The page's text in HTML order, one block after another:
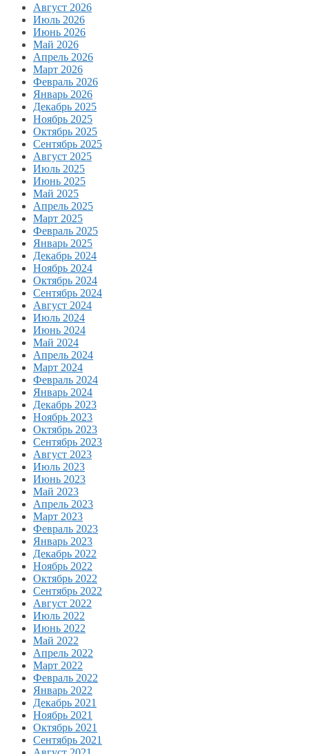
Август 2026
Июль 2026
Июнь 2026
Май 2026
Апрель 2026
Март 2026
Февраль 2026
Январь 2026
Декабрь 2025
Ноябрь 2025
Октябрь 2025
Сентябрь 2025
Август 2025
Июль 2025
Июнь 2025
Май 2025
Апрель 2025
Март 2025
Февраль 2025
Январь 2025
Декабрь 2024
Ноябрь 2024
Октябрь 2024
Сентябрь 2024
Август 2024
Июль 2024
Июнь 2024
Май 2024
Апрель 2024
Март 2024
Февраль 2024
Январь 2024
Декабрь 2023
Ноябрь 2023
Октябрь 2023
Сентябрь 2023
Август 2023
Июль 2023
Июнь 2023
Май 2023
Апрель 2023
Март 2023
Февраль 2023
Январь 2023
Декабрь 2022
Ноябрь 2022
Октябрь 2022
Сентябрь 2022
Август 2022
Июль 2022
Июнь 2022
Май 2022
Апрель 2022
Март 2022
Февраль 2022
Январь 2022
Декабрь 2021
Ноябрь 2021
Октябрь 2021
Сентябрь 2021